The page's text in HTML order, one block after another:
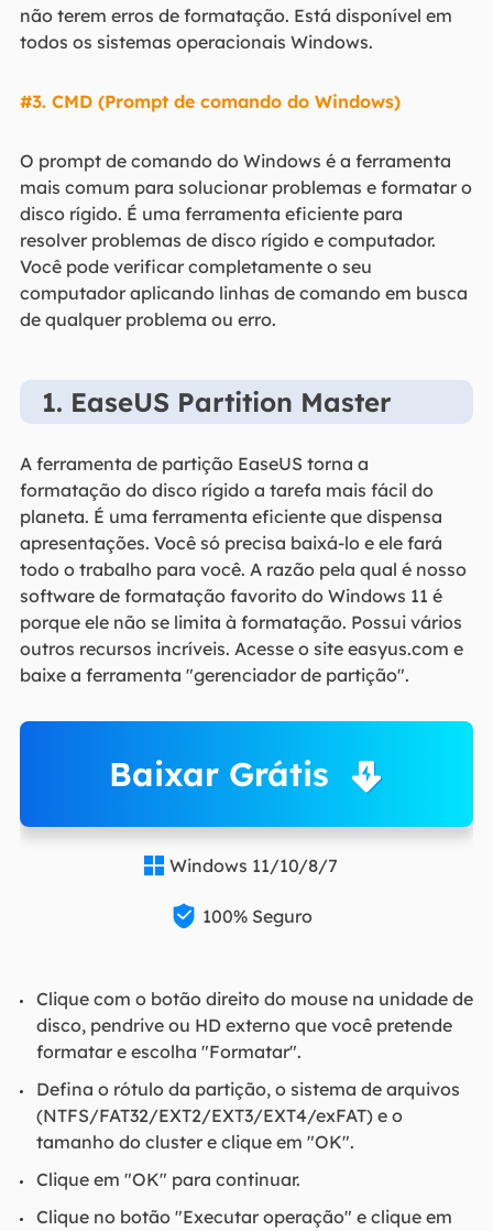
não terem erros de formatação. Está disponível em
todos os sistemas operacionais Windows.
#3. CMD (Prompt de comando do Windows)
O prompt de comando do Windows é a ferramenta
mais comum para solucionar problemas e formatar o
disco rígido. É uma ferramenta eficiente para
resolver problemas de disco rígido e computador.
Você pode verificar completamente o seu
computador aplicando linhas de comando em busca
de qualquer problema ou erro.
1. EaseUS Partition Master
A ferramenta de partição EaseUS torna a
formatação do disco rígido a tarefa mais fácil do
planeta. É uma ferramenta eficiente que dispensa
apresentações. Você só precisa baixá-lo e ele fará
todo o trabalho para você. A razão pela qual é nosso
software de formatação favorito do Windows 11 é
porque ele não se limita à formatação. Possui vários
outros recursos incríveis. Acesse o site easyus.com e
baixe a ferramenta "gerenciador de partição".
Baixar Grátis
 Windows 11/10/8/7
 100% Seguro
Clique com o botão direito do mouse na unidade de
disco, pendrive ou HD externo que você pretende
formatar e escolha "Formatar".
Defina o rótulo da partição, o sistema de arquivos
(NTFS/FAT32/EXT2/EXT3/EXT4/exFAT) e o
tamanho do cluster e clique em "OK".
Clique em "OK" para continuar.
Clique no botão "Executar operação" e clique em